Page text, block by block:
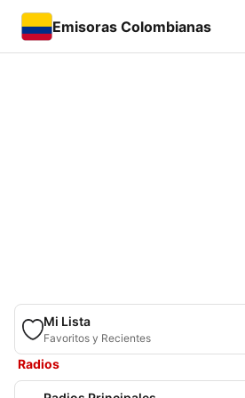
Emisoras Colombianas
Mi Lista
Favoritos y Recientes
Radios